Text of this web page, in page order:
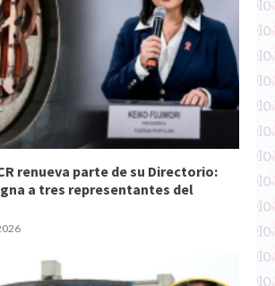
renueva parte de su Directorio:
a tres representantes del